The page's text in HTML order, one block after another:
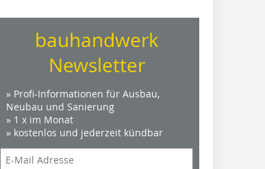
bauhandwerk
Newsletter
» Profi-Informationen für Ausbau,
Neubau und Sanierung
» 1 x im Monat
» kostenlos und jederzeit kündbar